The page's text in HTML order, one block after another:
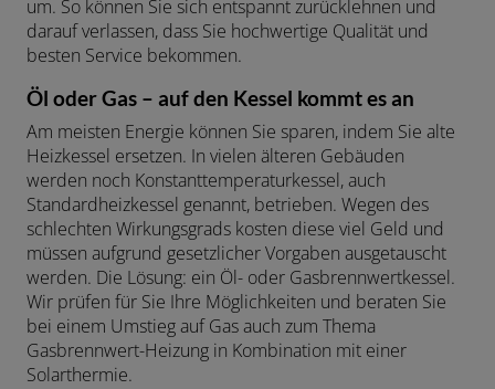
um. So können Sie sich entspannt zurücklehnen und
darauf verlassen, dass Sie hochwertige Qualität und
besten Service bekommen.
Öl oder Gas – auf den Kessel kommt es an
Am meisten Energie können Sie sparen, indem Sie alte
Heizkessel ersetzen. In vielen älteren Gebäuden
werden noch Konstanttemperaturkessel, auch
Standardheizkessel genannt, betrieben. Wegen des
schlechten Wirkungsgrads kosten diese viel Geld und
müssen aufgrund gesetzlicher Vorgaben ausgetauscht
werden. Die Lösung: ein Öl- oder Gasbrennwertkessel.
Wir prüfen für Sie Ihre Möglichkeiten und beraten Sie
bei einem Umstieg auf Gas auch zum Thema
Gasbrennwert-Heizung in Kombination mit einer
Solarthermie.